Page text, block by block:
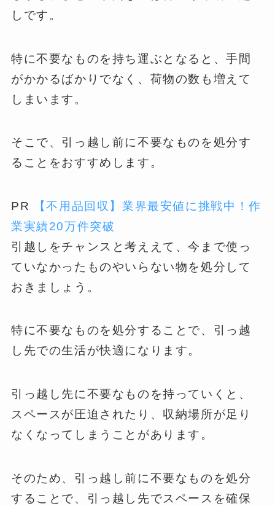
しです。
特に不要なものを持ち運ぶとなると、手間
がかかるばかりでなく、荷物の数も増えて
しまいます。
そこで、引っ越し前に不要なものを処分す
ることをおすすめします。
PR
【不用品回収】業界最安値に挑戦中！作
業実績20万件突破
引越しをチャンスと考ええて、今まで使っ
ていなかったものやいらない物を処分して
おきましょう。
特に不要なものを処分することで、引っ越
し先での生活が快適になります。
引っ越し先に不要なものを持っていくと、
スペースが圧迫されたり、収納場所が足り
なくなってしまうことがあります。
そのため、引っ越し前に不要なものを処分
することで、引っ越し先でスペースを確保